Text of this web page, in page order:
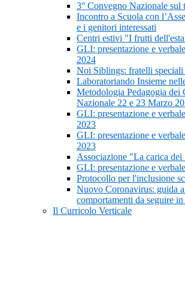
3° Convegno Nazionale sul
Incontro a Scuola con
e i genitori interessati
Centri estivi "I frutti
GLI: presentazione e
2024
Noi Siblings: fratelli
Laboratoriando Insieme
Metodologia Pedagogia dei
Nazionale 22 e 23 Marzo
GLI: presentazione e
2023
GLI: presentazione e
2023
Associazione "La carica dei
GLI: presentazione e
Protocollo per l'inclusione
Nuovo Coronavirus: guida
comportamenti da seguire
Il Curricolo Verticale